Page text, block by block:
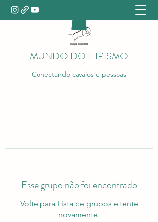
MUNDO DO HIPISMO
Conectando cavalos e pessoas
Esse grupo não foi encontrado
Volte para Lista de grupos e tente
novamente.